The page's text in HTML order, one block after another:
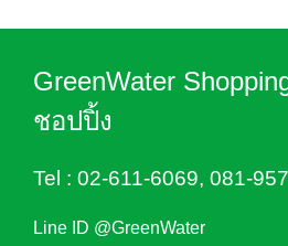
GreenWater
ชอปปิ้ง
Tel : 02-611-6069, 081-
Line ID @GreenWater